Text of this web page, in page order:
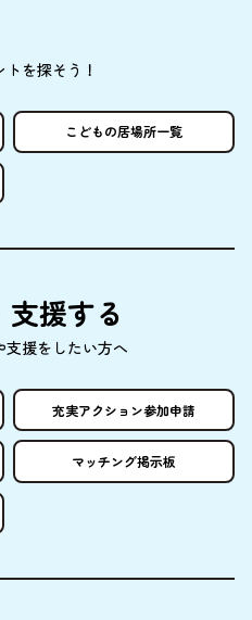
トを探そう！
こどもの居場所一覧
支援する
支援をしたい方へ
充実アクション参加申請
マッチング掲示板